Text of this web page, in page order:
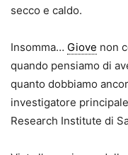
secco e caldo.
Insomma… Giove non
quando pensiamo di
quanto dobbiamo
investigatore
Research Institute di